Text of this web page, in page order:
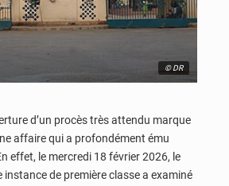
© DR
d’un procès très attendu marque
affaire qui a profondément ému
effet, le mercredi 18 février 2026, le
de première classe a examiné